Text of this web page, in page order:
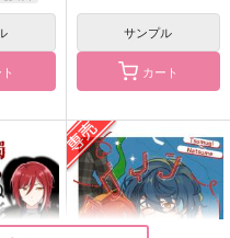
がカワ
モ
夏目
act.OPENiNG! つむ
夏おつきあいの直後ア
ンソロジー
KiNTSUGi
1,572円（税込）
サンプル
カート